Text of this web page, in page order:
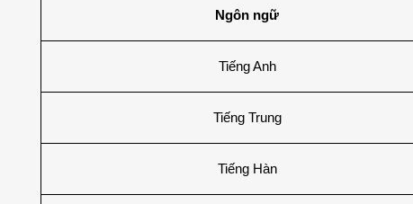
Ngôn ngữ
Tiếng Anh
Tiếng Trung
Tiếng Hàn